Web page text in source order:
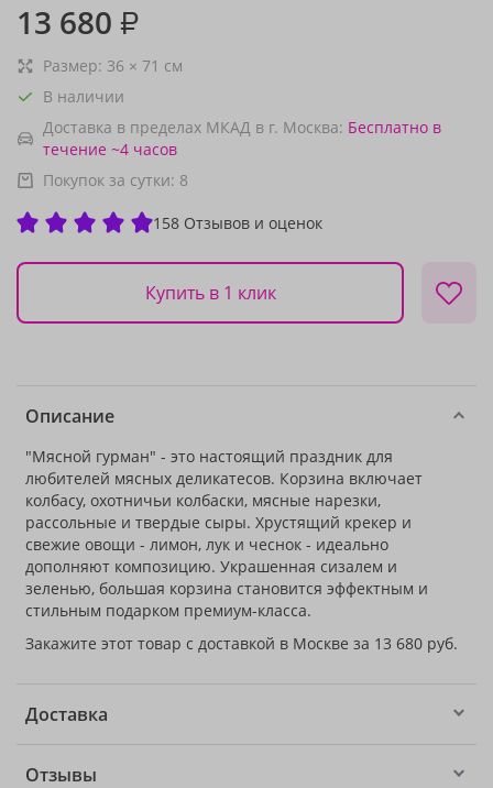
13 680 ₽
Размер: 36 × 71 см
В наличии
Доставка в пределах МКАД в г. Москва: Бесплатно в
течение ~4 часов
Покупок за сутки: 8
158 Отзывов и оценок
Купить в 1 клик
Описание
"Мясной гурман" - это настоящий праздник для
любителей мясных деликатесов. Корзина включает
колбасу, охотничьи колбаски, мясные нарезки,
рассольные и твердые сыры. Хрустящий крекер и
свежие овощи - лимон, лук и чеснок - идеально
дополняют композицию. Украшенная сизалем и
зеленью, большая корзина становится эффектным и
стильным подарком премиум-класса.
Закажите этот товар с доставкой в Москве за 13 680 руб.
Доставка
Отзывы